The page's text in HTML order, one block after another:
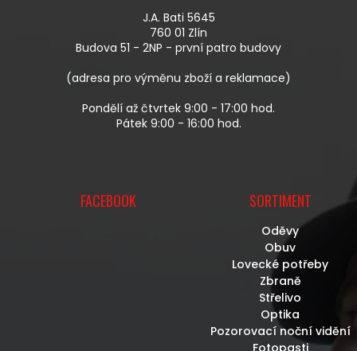
J.A. Bati 5645
760 01 Zlín
Budova 51 - 2NP - první patro budovy
(adresa pro výměnu zboží a reklamace)
Pondělí až čtvrtek 9:00 - 17:00 hod.
Pátek 9:00 - 16:00 hod.
FACEBOOK SORTIMENT
Oděvy
Obuv
Lovecké potřeby
Zbraně
Střelivo
Optika
Pozorovací noční vidění